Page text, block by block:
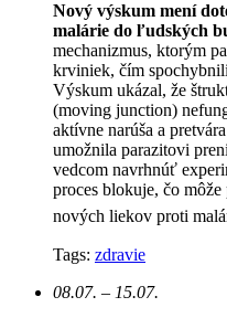
Nový výskum mení
malárie do ľudských
mechanizmus, ktorým
krviniek, čím
Výskum ukázal, že
(moving junction)
aktívne narúša a
umožnila parazitovi
vedcom navrhnúť
proces blokuje, čo
nových liekov proti
Tags: zdravie
08.07. – 15.07.